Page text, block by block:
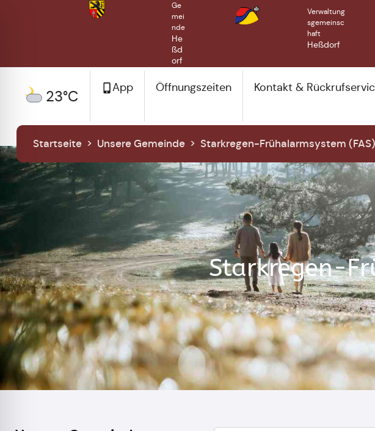
Ge
mei
nde
He
ßd
orf
Verwaltung
sgemeinsc
haft
Heßdorf
23°C App Öffnungszeiten Kontakt &
Startseite > Unsere Gemeinde > Starkregen-Frühalarmsystem (FAS)
Starkregen-